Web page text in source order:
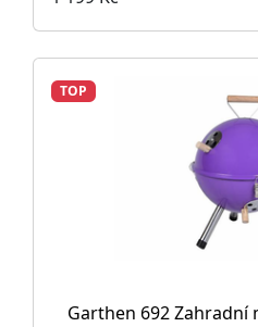
TOP
Garthen 692